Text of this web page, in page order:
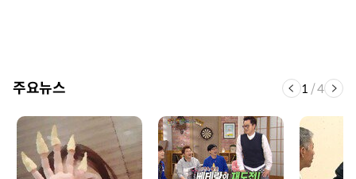
주요뉴스 1 /4